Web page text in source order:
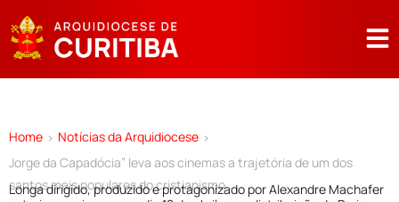
Home > Notícias da Arquidiocese >
Jorge da Capadócia” leva aos cinemas a trajetória de um dos
santos mais populares do cristianismo
Longa dirigido, produzido e protagonizado por Alexandre Machafer